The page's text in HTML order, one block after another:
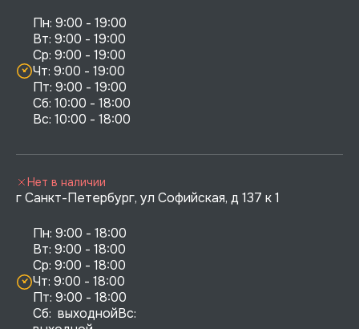
Пн: 9:00 - 19:00
Вт: 9:00 - 19:00
Ср: 9:00 - 19:00
Чт: 9:00 - 19:00
Пт: 9:00 - 19:00
Сб: 10:00 - 18:00
г Санкт-Петербург, ул Софийская, д 137 к 1
Пн: 9:00 - 18:00
Вт: 9:00 - 18:00
Ср: 9:00 - 18:00
Чт: 9:00 - 18:00
Пт: 9:00 - 18:00
Сб:  выходнойВс:
Нет в наличии